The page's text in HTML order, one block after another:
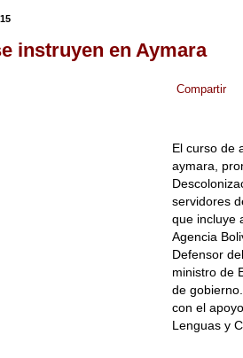
instruyen en Aymara
Compartir
El curso de
aymara,
servidores
que incluye
Agencia
Defensor
ministro de
de
con el
Lenguas y